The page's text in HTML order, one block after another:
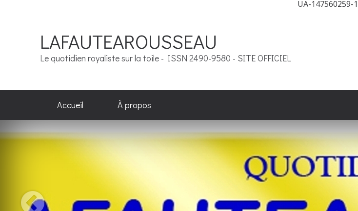
UA-147560259-1
LAFAUTEAROUSSEAU
Le quotidien royaliste sur la toile - ISSN 2490-9580 - SITE OFFICIEL
Accueil À propos